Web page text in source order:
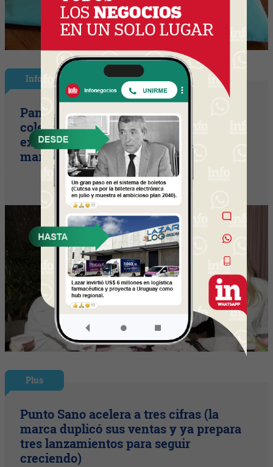
InfoStyle
Pandora presentó sus nuevas
colecciones de verano con una
experiencia inspirada en el espíritu del
mar
Plus
Punto Sano acelera a tres cifras (la
marca duplicó sus ventas y ya prepara
tres lanzamientos para seguir
creciendo)